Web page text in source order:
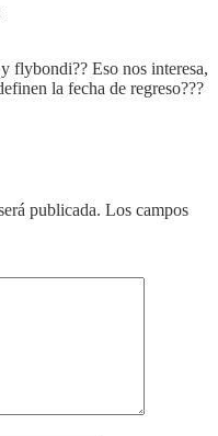
flybondi?? Eso nos interesa,
la fecha de regreso???
publicada. Los campos